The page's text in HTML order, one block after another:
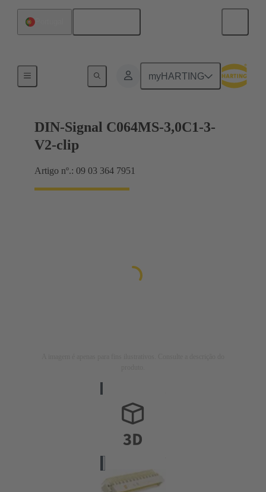
myHARTING
Motherboard to daughtercard connection
DIN-Signal C064MS-3,0C1-3-
V2-clip
Artigo nº.: 09 03 364 7951